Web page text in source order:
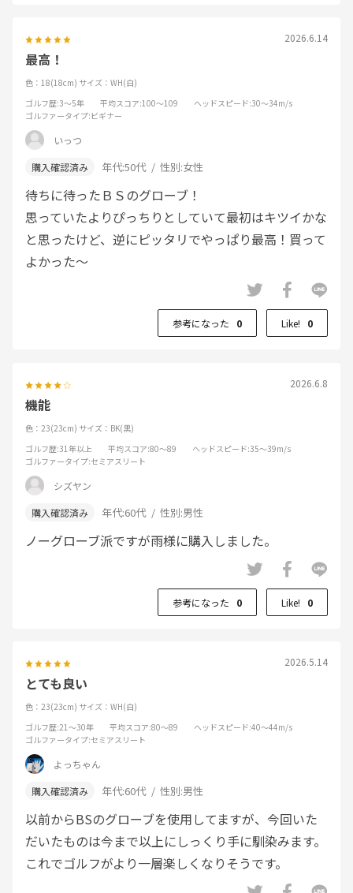
2026.6.14
最高！
色：18(18cm) サイズ：WH(白)
ゴルフ歴:3～5年 平均スコア:100～109 ヘッドスピード:30～34m/s
ゴルファータイプ:ビギナー
いっつ
年代:50代 性別:女性
待ちに待ったＢＳのグローブ！
思っていたよりぴっちりとしていて最初はキツイかな
と思ったけど、逆にピッタリでやっぱり最高！買って
よかった～
参考になった 0 Like! 0
2026.6.8
機能
色：23(23cm) サイズ：BK(黒)
ゴルフ歴:31年以上 平均スコア:80～89 ヘッドスピード:35～39m/s
ゴルファータイプ:セミアスリート
シズヤン
年代:60代 性別:男性
ノーグローブ派ですが雨様に購入しました。
参考になった 0 Like! 0
2026.5.14
とても良い
色：23(23cm) サイズ：WH(白)
ゴルフ歴:21～30年 平均スコア:80～89 ヘッドスピード:40～44m/s
ゴルファータイプ:セミアスリート
よっちゃん
年代:60代 性別:男性
以前からBSのグローブを使用してますが、今回いた
だいたものは今まで以上にしっくり手に馴染みます。
これでゴルフがより一層楽しくなりそうです。